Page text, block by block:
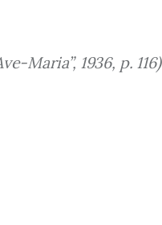
Maria”, 1936, p. 116)